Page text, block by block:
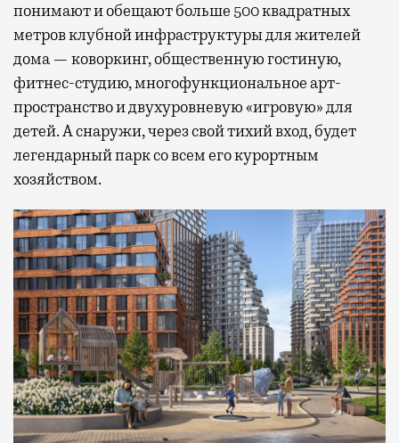
понимают и обещают больше 500 квадратных
метров клубной инфраструктуры для жителей
дома — коворкинг, общественную гостиную,
фитнес-студию, многофункциональное арт-
пространство и двухуровневую «игровую» для
детей. А снаружи, через свой тихий вход, будет
легендарный парк со всем его курортным
хозяйством.